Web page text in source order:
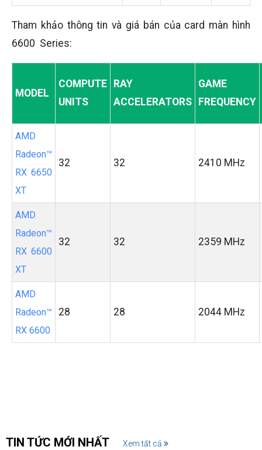
Tham khảo thông tin và giá bán của card màn hình
6600 Series:
MODEL
COMPUTE
UNITS
RAY
ACCELERATORS
GAME
FREQUENCY
AMD
Radeon™
RX 6650
XT
32 32 2410 MHz
AMD
Radeon™
RX 6600
XT
32 32 2359 MHz
AMD
Radeon™
RX 6600
28 28 2044 MHz
TIN TỨC MỚI NHẤT Xem tất cả